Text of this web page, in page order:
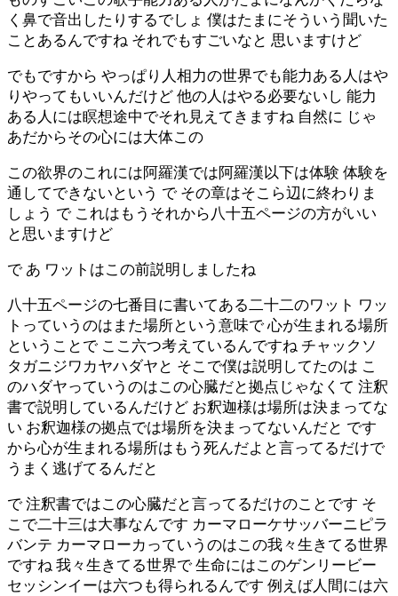
く鼻で音出したりするでしょ 僕はたまにそういう聞いた
ことあるんですね それでもすごいなと 思いますけど
でもですから やっぱり人相力の世界でも能力ある人はや
りやってもいいんだけど 他の人はやる必要ないし 能力
ある人には瞑想途中でそれ見えてきますね 自然に じゃ
あだからその心には大体この
この欲界のこれには阿羅漢では阿羅漢以下は体験 体験を
通してできないという で その章はそこら辺に終わりま
しょう で これはもうそれから八十五ページの方がいい
と思いますけど
で あ ワットはこの前説明しましたね
八十五ページの七番目に書いてある二十二のワット ワッ
トっていうのはまた場所という意味で 心が生まれる場所
ということで ここ六つ考えているんですね チャックソ
タガニジワカヤハダヤと そこで僕は説明してたのは こ
のハダヤっていうのはこの心臓だと拠点じゃなくて 注釈
書で説明しているんだけど お釈迦様は場所は決まってな
い お釈迦様の拠点では場所を決まってないんだと です
から心が生まれる場所はもう死んだよと言ってるだけで
うまく逃げてるんだと
で 注釈書ではこの心臓だと言ってるだけのことです そ
こで二十三は大事なんです カーマローケサッバーニピラ
バンテ カーマローカっていうのはこの我々生きてる世界
ですね 我々生きてる世界で 生命にはこのゲンリービー
セッシンイーは六つも得られるんです 例えば人間には六